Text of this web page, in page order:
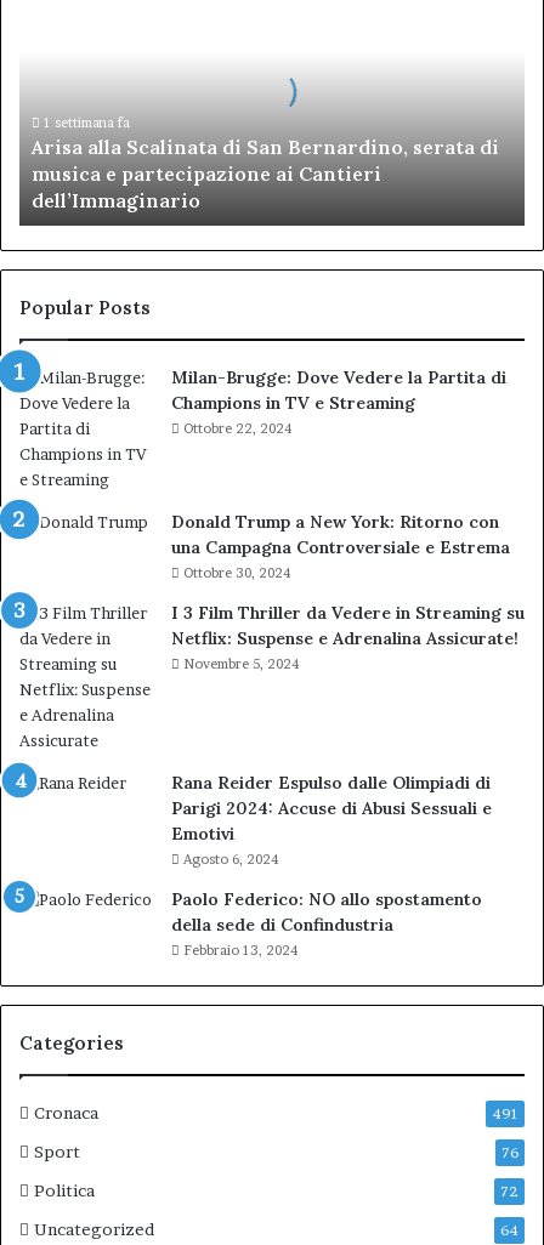
serata
di
musica
partecipazione
ai
Cantieri
dell’Immaginario
1 settimana fa
Arisa alla Scalinata di San Bernardino, serata di
musica e partecipazione ai Cantieri
dell’Immaginario
Popular Posts
Milan-Brugge: Dove Vedere la Partita di
Champions in TV e Streaming
Ottobre 22, 2024
Donald Trump a New York: Ritorno con
una Campagna Controversiale e Estrema
Ottobre 30, 2024
I 3 Film Thriller da Vedere in Streaming su
Netflix: Suspense e Adrenalina Assicurate!
Novembre 5, 2024
Rana Reider Espulso dalle Olimpiadi di
Parigi 2024: Accuse di Abusi Sessuali e
Emotivi
Agosto 6, 2024
Paolo Federico: NO allo spostamento
della sede di Confindustria
Febbraio 13, 2024
Categories
Cronaca 491
Sport 76
Politica 72
Uncategorized 64